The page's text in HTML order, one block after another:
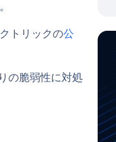
トリックの公
の脆弱性に対処